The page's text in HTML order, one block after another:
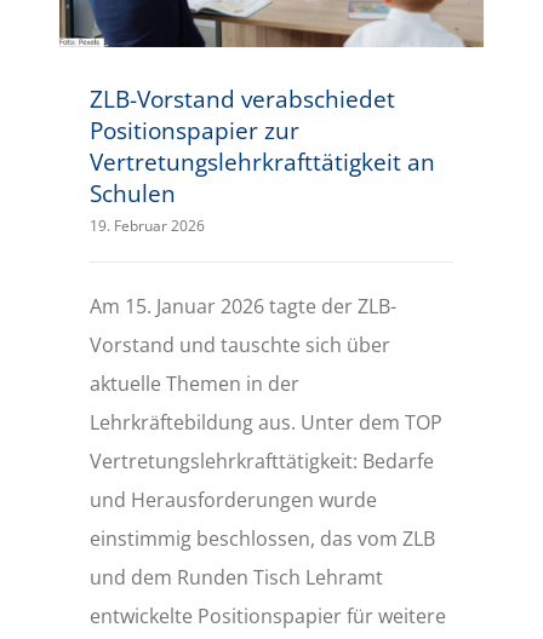
ZLB-Vorstand verabschiedet
Positionspapier zur
Vertretungslehrkrafttätigkeit an
Schulen
19. Februar 2026
Am 15. Januar 2026 tagte der ZLB-
Vorstand und tauschte sich über
aktuelle Themen in der
Lehrkräftebildung aus. Unter dem TOP
Vertretungslehrkrafttätigkeit: Bedarfe
und Herausforderungen wurde
einstimmig beschlossen, das vom ZLB
und dem Runden Tisch Lehramt
entwickelte Positionspapier für weitere